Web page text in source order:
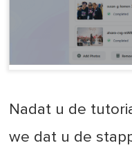
Nadat u de
we dat u de